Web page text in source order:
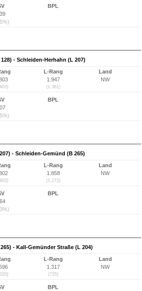
BPL
- Schleiden-Herhahn (L 207)
L-Rang
1.947
(1.361)
Land
NW
BPL
- Schleiden-Gemünd (B 265)
L-Rang
1.858
(1.272)
Land
NW
BPL
- Kall-Gemünder Straße (L 204)
L-Rang
1.317
(735)
Land
NW
BPL